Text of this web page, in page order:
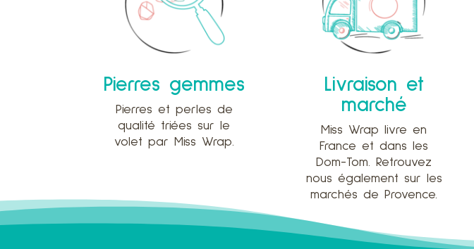
Pierres gemmes
Pierres et perles de
qualité triées sur le
volet par Miss Wrap.
Livraison et
marché
Miss Wrap livre en
France et dans les
Dom-Tom. Retrouvez
nous également sur les
marchés de Provence.